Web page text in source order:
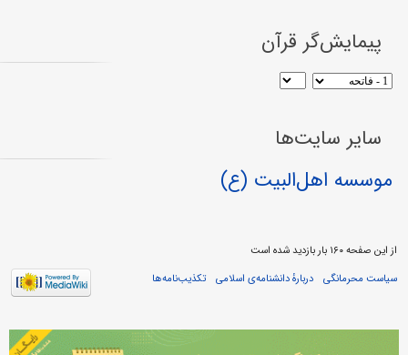
پیمایش‌گر قرآن
سایر سایت‌ها
موسسه اهل‌البیت (ع)
از این صفحه ۱۶۰ بار بازدید شده است
سیاست محرمانگی
دربارهٔ دانشنامه‌ی اسلامی تکذیب‌نامه‌ها